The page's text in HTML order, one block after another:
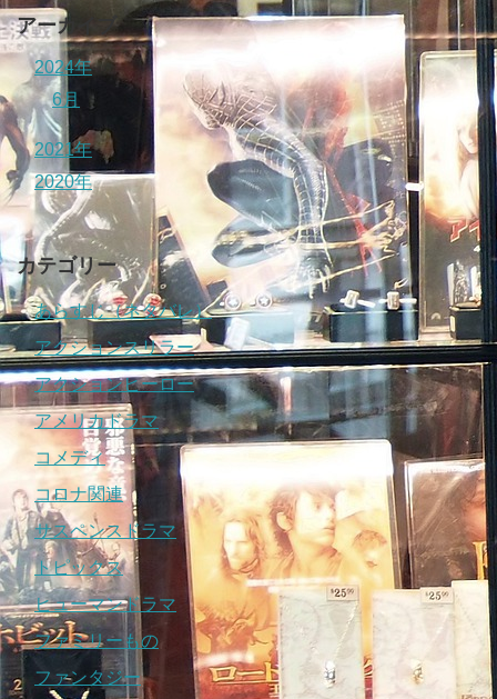
アーカイブ
2024年
6月
2021年
2020年
カテゴリー
あらすじ（ネタバレ）
アクションスリラー
アクションヒーロー
アメリカドラマ
コメディ
コロナ関連
サスペンスドラマ
トピックス
ヒューマンドラマ
ファミリーもの
ファンタジー